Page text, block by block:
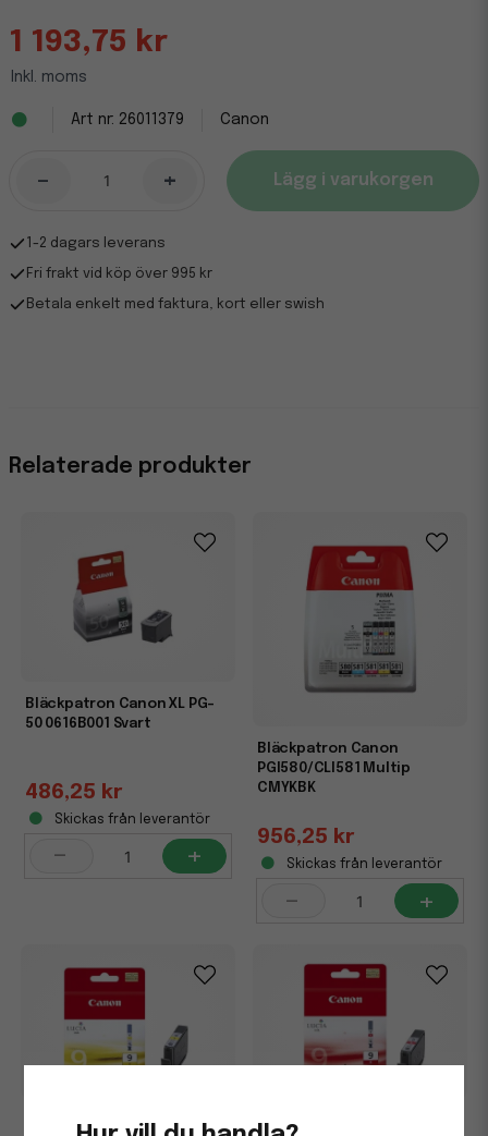
1 193,75 kr
Inkl. moms
26011379 Canon
- + Lägg i varukorgen
1-2 dagars leverans
Fri frakt vid köp över 995 kr
Betala enkelt med faktura, kort eller swish
Relaterade produkter
Bläckpatron Canon XL PG-
50 0616B001 Svart
486,25 kr
Skickas från leverantör
- +
Bläckpatron Canon
PGI580/CLI581 Multip
CMYKBK
956,25 kr
Skickas från leverantör
- +
Bläckpatron Canon PGI-9Y
Bläckpatron Canon PGI-9R